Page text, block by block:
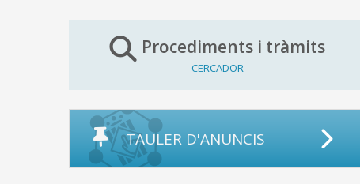
Procediments i tràmits
CERCADOR
TAULER D'ANUNCIS